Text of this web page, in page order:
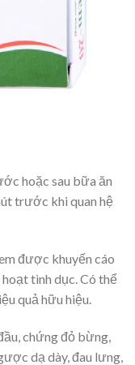
hoặc sau bữa ăn
trước khi quan hệ
được khuyến cáo
tình dục. Có thể
quả hữu hiệu.
chứng đỏ bừng,
dạ dày, đau lưng,